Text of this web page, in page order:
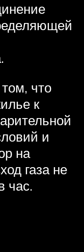
что
к
и
на
газа не
час.